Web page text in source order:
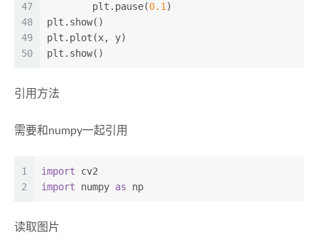
47
48
49
50
        plt.pause(
0.1 )
plt.show()
plt.plot(x, y)
plt.show()
引用方法
需要和numpy一起引用
1
2
import cv2
import numpy as np
读取图片